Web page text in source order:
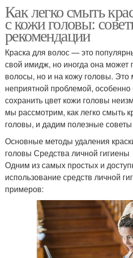
Как легко смыть
с кожи головы:
рекомендации
Краска для волос — это
свой имидж, но иногда она может
волосы, но и на кожу головы. Это
неприятной проблемой, особенно
сохранить цвет кожи головы
мы рассмотрим, как легко смыть
головы, и дадим полезные
Основные методы удаления
головы Средства личной гигиены
Одним из самых простых и
использование средств личной
примеров: